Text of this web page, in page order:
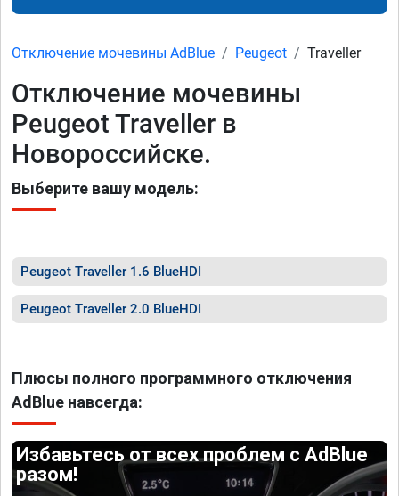
Отключение мочевины AdBlue Peugeot Traveller
Отключение мочевины
Peugeot Traveller в
Новороссийске.
Выберите вашу модель:
Peugeot Traveller 1.6 BlueHDI
Peugeot Traveller 2.0 BlueHDI
Плюсы полного программного отключения
AdBlue навсегда:
Избавьтесь от всех проблем с AdBlue
разом!